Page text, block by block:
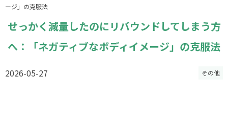
ージ」の克服法
せっかく減量したのにリバウンドしてしまう方
へ：「ネガティブなボディイメージ」の克服法
2026-05-27 その他